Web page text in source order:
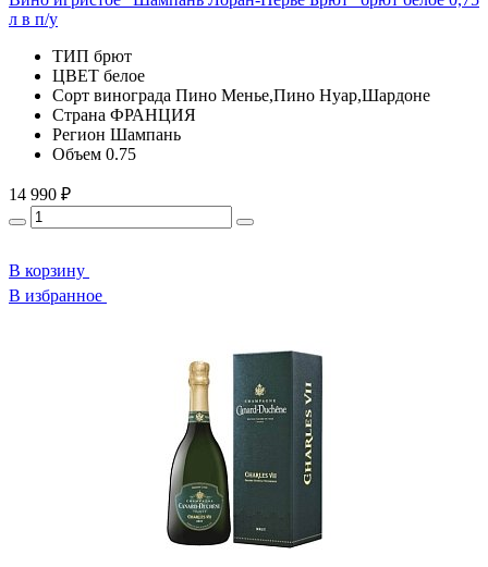
л в п/у
ТИП брют
ЦВЕТ белое
Сорт винограда Пино Менье,Пино Нуар,Шардоне
Страна ФРАНЦИЯ
Регион Шампань
Объем 0.75
14 990 ₽
В корзину
В избранное